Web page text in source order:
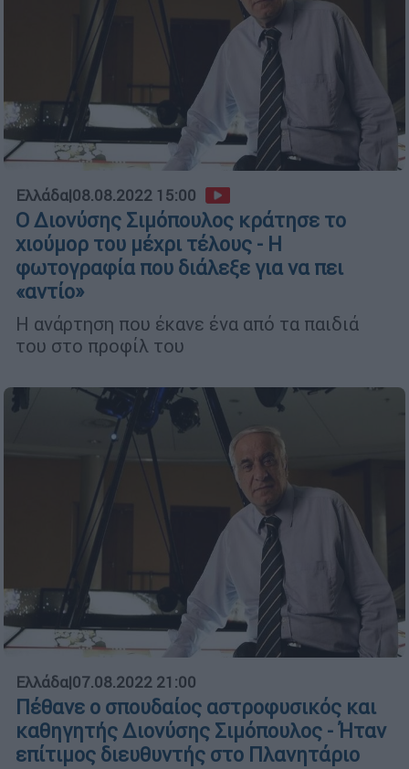
Ελλάδα|08.08.2022 15:00
Ο Διονύσης Σιμόπουλος κράτησε το
χιούμορ του μέχρι τέλους - Η
φωτογραφία που διάλεξε για να πει
«αντίο»
Η ανάρτηση που έκανε ένα από τα παιδιά
του στο προφίλ του
Ελλάδα|07.08.2022 21:00
Πέθανε ο σπουδαίος αστροφυσικός και
καθηγητής Διονύσης Σιμόπουλος - Ήταν
επίτιμος διευθυντής στο Πλανητάριο